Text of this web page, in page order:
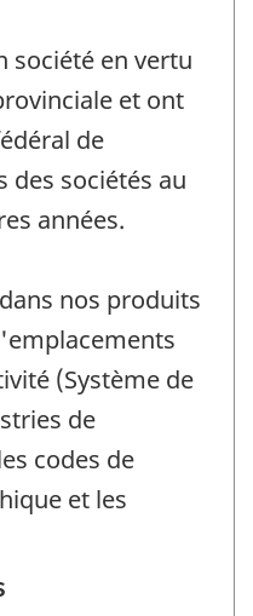
société en vertu
et ont
de
des sociétés au
années.
nos produits
(Système de
de
codes de
et les